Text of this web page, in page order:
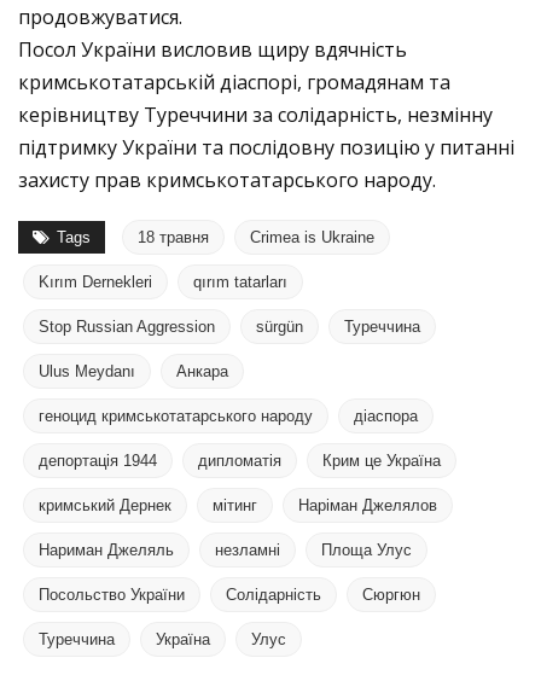
продовжуватися.
Посол України висловив щиру вдячність
кримськотатарській діаспорі, громадянам та
керівництву Туреччини за солідарність, незмінну
підтримку України та послідовну позицію у питанні
захисту прав кримськотатарського народу.
Tags 18 травня Crimea is Ukraine
Kırım Dernekleri qırım tatarları
Stop Russian Aggression sürgün Туреччина
Ulus Meydanı Анкара
геноцид кримськотатарського народу діаспора
депортація 1944 дипломатія Крим це Україна
кримський Дернек мітинг Наріман Джелялов
Нариман Джеляль незламні Площа Улус
Посольство України Солідарність Сюргюн
Туреччина Україна Улус